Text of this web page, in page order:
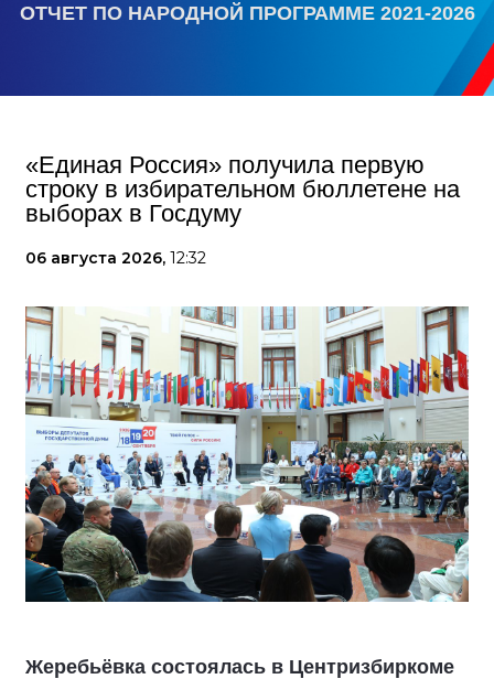
ОТЧЕТ ПО НАРОДНОЙ ПРОГРАММЕ 2021-2026
«Единая Россия» получила первую
строку в избирательном бюллетене на
выборах в Госдуму
06 августа 2026, 12:32
Жеребьёвка состоялась в Центризбиркоме